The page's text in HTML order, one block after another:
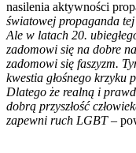
nasilenia aktywności
światowej propaganda
Ale w latach 20.
zadomowi się na dobre
zadomowi się faszyzm.
kwestia głośnego krzyku
Dlatego że realną i
dobrą przyszłość
zapewni ruch LGBT–